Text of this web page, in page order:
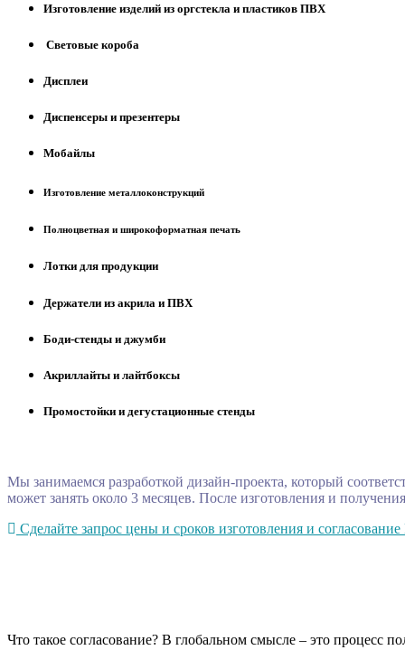
Изготовление изделий из оргстекла и пластиков ПВХ
Световые короба
Дисплеи
Диспенсеры и презентеры
Мобайлы
Изготовление металлоконструкций
Полноцветная и широкоформатная печать
Лотки для продукции
Держатели из акрила и ПВХ
Боди-стенды и джумби
Акриллайты и лайтбоксы
Промостойки и дегустационные стенды
Мы занимаемся разработкой дизайн-проекта, который
может занять около 3 месяцев. После изготовления и
Сделайте запрос цены и сроков изготовления и
Что такое согласование? В глобальном смысле – это процесс